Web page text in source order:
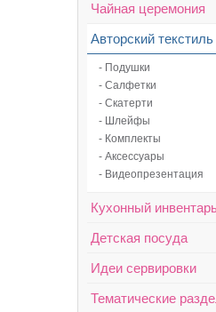
Чайная церемония
Авторский текстиль
- Подушки
- Салфетки
- Скатерти
- Шлейфы
- Комплекты
- Аксессуары
- Видеопрезентация
Кухонный
Детская посуда
Идеи сервировки
Тематические